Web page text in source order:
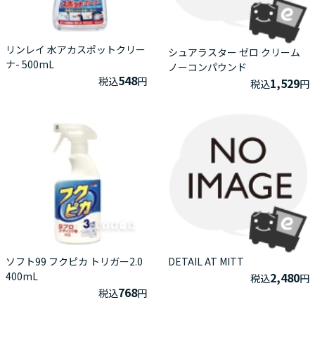
リンレイ 水アカスポットクリー
ナ- 500mL
税込548円
シュアラスター ゼロ クリーム
ノーコンパウンド
税込1,529円
ソフト99 フクピカ トリガー2.0
400mL
税込768円
DETAIL AT MITT
税込2,480円